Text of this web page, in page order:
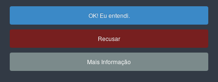
OK! Eu entendi.
Recusar
Mais Informação
Eleição de Erika Hilton para
presidente da Comissão da
Mulher é um fato importante
para a democracia